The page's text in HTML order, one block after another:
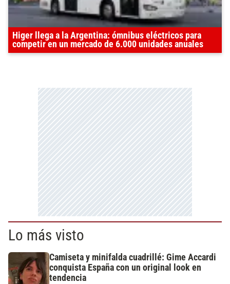
Higer llega a la Argentina: ómnibus eléctricos para
competir en un mercado de 6.000 unidades anuales
Lo más visto
Camiseta y minifalda cuadrillé: Gime Accardi
conquista España con un original look en
tendencia